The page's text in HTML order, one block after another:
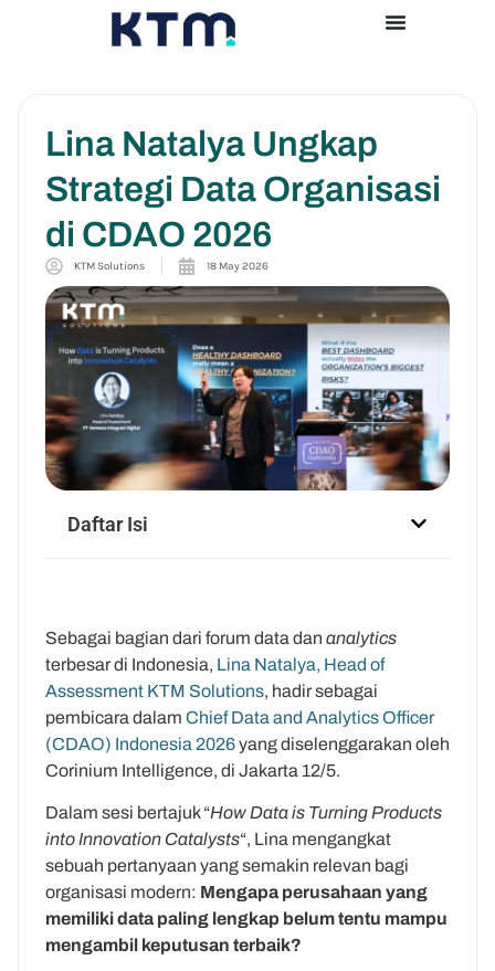
Lina Natalya Ungkap
Strategi Data Organisasi
di CDAO 2026
KTM Solutions 18 May 2026
Daftar Isi
Sebagai bagian dari forum data dan analytics
terbesar di Indonesia, Lina Natalya, Head of
Assessment KTM Solutions, hadir sebagai
pembicara dalam Chief Data and Analytics Officer
(CDAO) Indonesia 2026yang diselenggarakan oleh
Corinium Intelligence, di Jakarta 12/5.
Dalam sesi bertajuk “How Data is Turning Products
into Innovation Catalysts“, Lina mengangkat
sebuah pertanyaan yang semakin relevan bagi
organisasi modern: Mengapa perusahaan yang
memiliki data paling lengkap belum tentu mampu
mengambil keputusan terbaik?